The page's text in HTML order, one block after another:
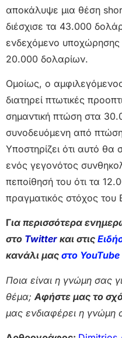
αποκάλυψε μια θέση
διέσχισε τα 43.000
ενδεχόμενο
20.000 δολαρίων.
Ομοίως, ο
διατηρεί πτωτικές
σημαντική πτώση στα
συνοδευόμενη από
Υποστηρίζει ότι αυτό θα
ενός γεγονότος
πεποίθησή του ότι τα
πραγματικός στόχος του
Για περισσότερα
στο Twitter και στις
κανάλι μας στο YouTube
Ποια είναι η γνώμη σας
θέμα; Αφήστε μας το
μας ενδιαφέρει η γνώμη